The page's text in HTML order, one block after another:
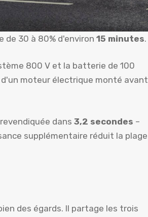
de 30 à 80% d'environ 15 minutes.
800 V et la batterie de 100
moteur électrique monté avant
dans 3,2 secondes –
supplémentaire réduit la plage
des égards. Il partage les trois